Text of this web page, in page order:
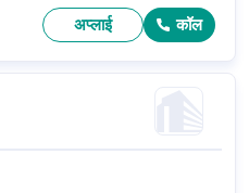
नौकरी श्रीकार्यम, तिरुवनंतपुरम में
अप्लाई कॉल